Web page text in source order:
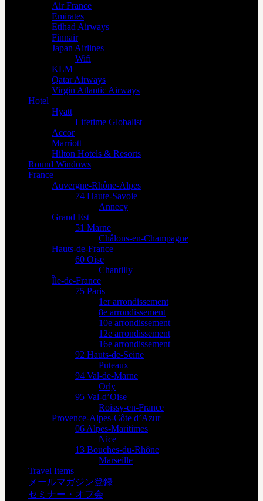
Air France
Emirates
Etihad Airways
Finnair
Japan Airlines
Wifi
KLM
Qatar Airways
Virgin Atlantic Airways
Hotel
Hyatt
Lifetime Globalist
Accor
Marriott
Hilton Hotels & Resorts
Round Windows
France
Auvergne-Rhône-Alpes
74 Haute-Savoie
Annecy
Grand Est
51 Marne
Châlons-en-Champagne
Hauts-de-France
60 Oise
Chantilly
Île-de-France
75 Paris
1er arrondissement
8e arrondissement
10e arrondissement
12e arrondissement
16e arrondissement
92 Hauts-de-Seine
Puteaux
94 Val-de-Marne
Orly
95 Val-d’Oise
Roissy-en-France
Provence-Alpes-Côte d’Azur
06 Alpes-Maritimes
Nice
13 Bouches-du-Rhône
Marseille
Travel Items
メールマガジン登録
セミナー・オフ会